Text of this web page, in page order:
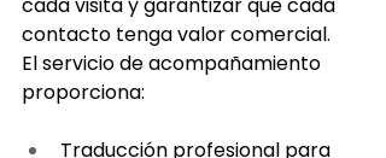
contacto tenga valor comercial.
El servicio de acompañamiento
proporciona:
Traducción profesional para